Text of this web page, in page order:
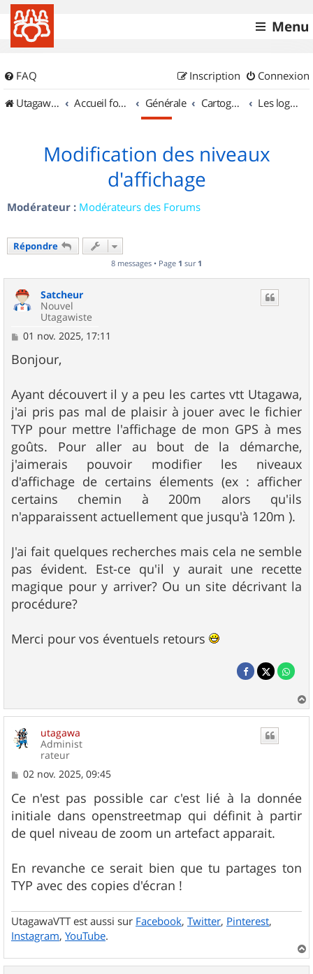
Menu
FAQ Connexion
Inscription
UtagawaVTT (Randos VTT et VTTAE avec traces GPS)
Accueil forum Générale Cartographie et GPS Les logiciels
Modification des niveaux
d'affichage
Modérateur : Modérateurs des Forums
Répondre
8 messages • Page 1 sur 1
Satcheur
Nouvel
Utagawiste
M
s
s
g
e
01 nov. 2025, 17:11
Bonjour,
Ayant découvert il y a peu les cartes vtt Utagawa,
j'ai pris pas mal de plaisir à jouer avec le fichier
TYP pour mettre l'affichage de mon GPS à mes
goûts. Pour aller au bout de la démarche,
j'aimerais pouvoir modifier les niveaux
d'affichage de certains élements (ex : afficher
certains chemin à 200m alors qu'ils
n'apparaissent actuellement que jusqu'à 120m ).
J'ai fait quelques recherches mais cela ne semble
pas évident. Est-ce qu'il y aurait une recette
magique pour y arriver? Ou un site décrivant la
procédure?
Merci pour vos éventuels retours
a
utagawa
Administ
rateur
M
s
s
a
g
e
02 nov. 2025, 09:45
Ce n'est pas possible car c'est lié à la donnée
initiale dans openstreetmap qui définit à partir
de quel niveau de zoom un artefact apparait.
En revanche ce serait bien que tu partages ton
TYP avec des copies d'écran !
UtagawaVTT est aussi sur Facebook, Twitter, Pinterest,
Instagram, YouTube.
a